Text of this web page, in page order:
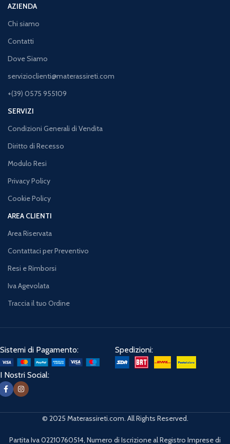
AZIENDA
Chi siamo
Contatti
Dove Siamo
servizioclienti@materassireti.com
+(39) 0575 955109
SERVIZI
Condizioni Generali di Vendita
Diritto di Recesso
Modulo Resi
Privacy Policy
Cookie Policy
AREA CLIENTI
Area Riservata
Contattaci per Preventivo
Resi e Rimborsi
Iva Agevolata
Traccia il tuo Ordine
Sistemi di Pagamento: Spedizioni:
I Nostri Social:
© 2025 Materassireti.com. All Rights Reserved.
Partita Iva 02210760514, Numero di Iscrizione al Registro Imprese di